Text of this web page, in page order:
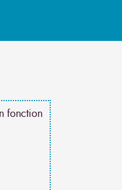
fonction